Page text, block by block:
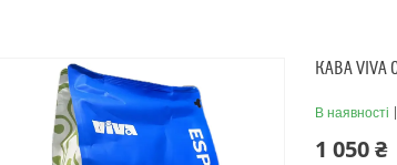
КАВА VIVA
В наявності
1 050 ₴